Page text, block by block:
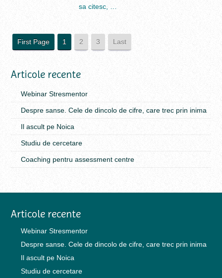
sa citesc, …
First Page 1 2 3 Last
Articole recente
Webinar Stresmentor
Despre sanse. Cele de dincolo de cifre, care trec prin inima
Il ascult pe Noica
Studiu de cercetare
Coaching pentru assessment centre
Articole recente
Webinar Stresmentor
Despre sanse. Cele de dincolo de cifre, care trec prin inima
Il ascult pe Noica
Studiu de cercetare